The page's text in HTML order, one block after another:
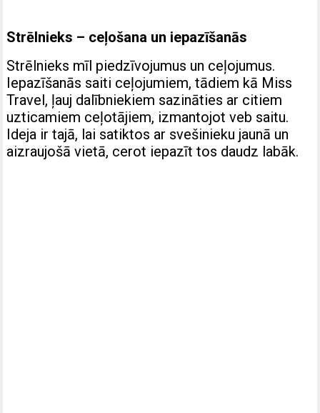
Strēlnieks – ceļošana un iepazīšanās
Strēlnieks mīl piedzīvojumus un ceļojumus.
Iepazīšanās saiti ceļojumiem, tādiem kā Miss
Travel, ļauj dalībniekiem sazināties ar citiem
uzticamiem ceļotājiem, izmantojot veb saitu.
Ideja ir tajā, lai satiktos ar svešinieku jaunā un
aizraujošā vietā, cerot iepazīt tos daudz labāk.